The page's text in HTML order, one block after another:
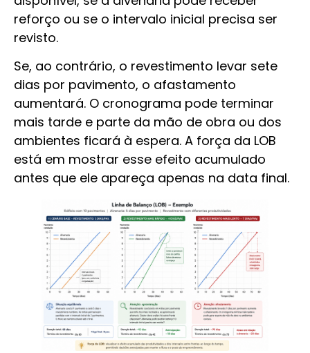
reforço ou se o intervalo inicial precisa ser
revisto.
Se, ao contrário, o revestimento levar sete
dias por pavimento, o afastamento
aumentará. O cronograma pode terminar
mais tarde e parte da mão de obra ou dos
ambientes ficará à espera. A força da LOB
está em mostrar esse efeito acumulado
antes que ele apareça apenas na data final.